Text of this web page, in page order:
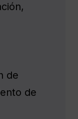
de
de